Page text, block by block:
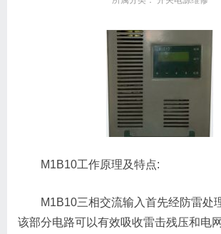
M1B10工作原理及特点:
M1B10三相交流输入首先经防雷处
该部分电路可以有效吸收雷击残压和电